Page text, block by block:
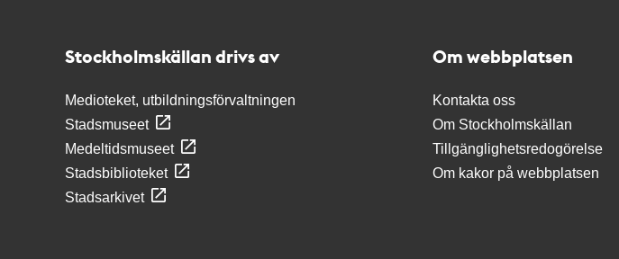
Stockholmskällan drivs av
Medioteket, utbildningsförvaltningen
Stadsmuseet
Medeltidsmuseet
Stadsbiblioteket
Stadsarkivet
Om webbplatsen
Kontakta oss
Om Stockholmskällan
Tillgänglighetsredogörelse
Om kakor på webbplatsen